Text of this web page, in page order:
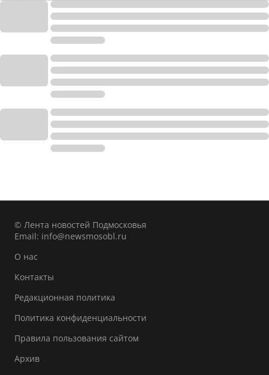
© Лента новостей Подмосковья
Email: info@newsmosobl.ru
О нас
Контакты
Редакционная политика
Политика конфиденциальности
Правила пользования сайтом
Архив